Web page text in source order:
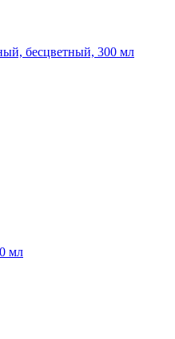
бесцветный, 300 мл
мл